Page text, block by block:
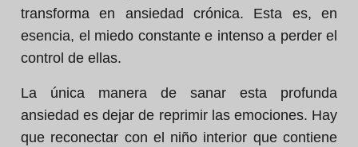
transforma en ansiedad crónica. Esta es, en
esencia, el miedo constante e intenso a perder el
control de ellas.
La única manera de sanar esta profunda
ansiedad es dejar de reprimir las emociones. Hay
que reconectar con el niño interior que contiene